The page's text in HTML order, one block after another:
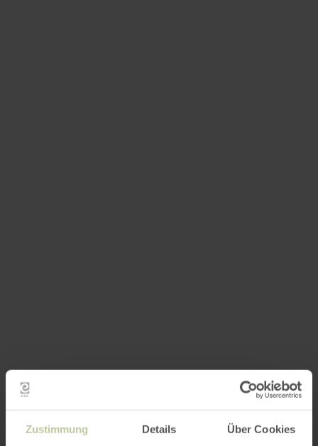
Zustimmung Details Über Cookies